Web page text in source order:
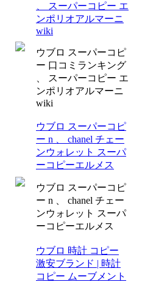
、 スーパーコピー エ
ンポリオアルマーニ
wiki
ウブロ スーパーコピ
ー 口コミランキング
、 スーパーコピー エ
ンポリオアルマーニ
wiki
ウブロ スーパーコピ
ー n 、 chanel チェー
ンウォレット スーパ
ーコピーエルメス
ウブロ スーパーコピ
ー n 、 chanel チェー
ンウォレット スーパ
ーコピーエルメス
ウブロ 時計 コピー
激安ブランド | 時計
コピー ムーブメント